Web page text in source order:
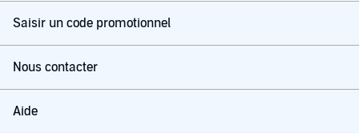
Saisir un code promotionnel
Nous contacter
Aide